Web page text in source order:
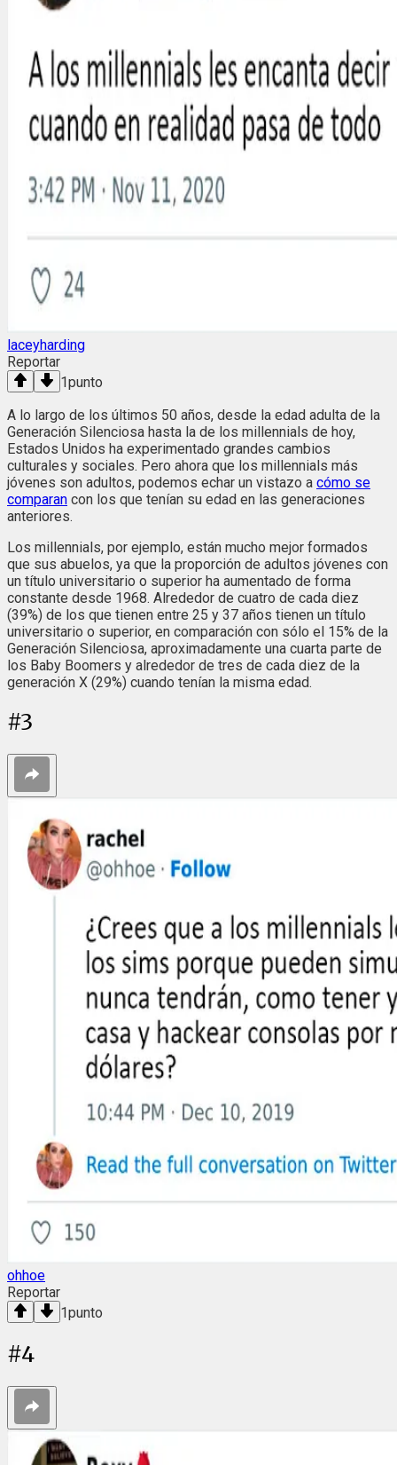
laceyharding
Reportar
1punto
A lo largo de los últimos 50 años, desde la edad adulta de la
Generación Silenciosa hasta la de los millennials de hoy,
Estados Unidos ha experimentado grandes cambios
culturales y sociales. Pero ahora que los millennials más
jóvenes son adultos, podemos echar un vistazo a cómo se
comparan con los que tenían su edad en las generaciones
anteriores.
Los millennials, por ejemplo, están mucho mejor formados
que sus abuelos, ya que la proporción de adultos jóvenes con
un título universitario o superior ha aumentado de forma
constante desde 1968. Alrededor de cuatro de cada diez
(39%) de los que tienen entre 25 y 37 años tienen un título
universitario o superior, en comparación con sólo el 15% de la
Generación Silenciosa, aproximadamente una cuarta parte de
los Baby Boomers y alrededor de tres de cada diez de la
generación X (29%) cuando tenían la misma edad.
#3
ohhoe
Reportar
1punto
#4